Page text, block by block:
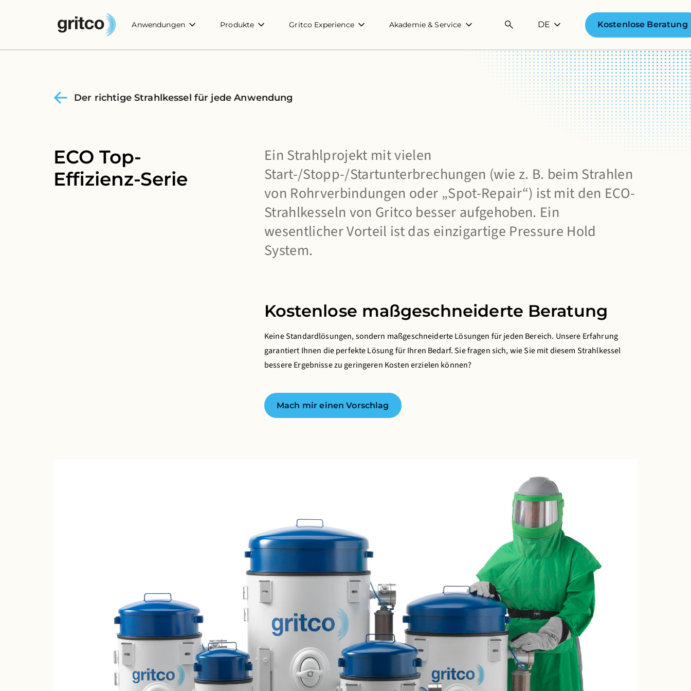
Anwendungen Produkte Gritco Experience Akademie & Service DE Kostenlose Beratung
Der richtige Strahlkessel für jede Anwendung
ECO Top-
Effizienz-Serie
Ein Strahlprojekt mit vielen
Start-/Stopp-/Startunterbrechungen (wie z. B. beim Strahlen
von Rohrverbindungen oder „Spot-Repair“) ist mit den ECO-
Strahlkesseln von Gritco besser aufgehoben. Ein
wesentlicher Vorteil ist das einzigartige Pressure Hold
System.
Kostenlose maßgeschneiderte Beratung
Keine Standardlösungen, sondern maßgeschneiderte Lösungen für jeden Bereich. Unsere Erfahrung
garantiert Ihnen die perfekte Lösung für Ihren Bedarf. Sie fragen sich, wie Sie mit diesem Strahlkessel
bessere Ergebnisse zu geringeren Kosten erzielen können?
Mach mir einen Vorschlag